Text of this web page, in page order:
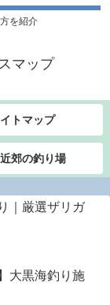
を紹介
マップ
トマップ
郊の釣り場
｜厳選ザリガ
大黒海釣り施